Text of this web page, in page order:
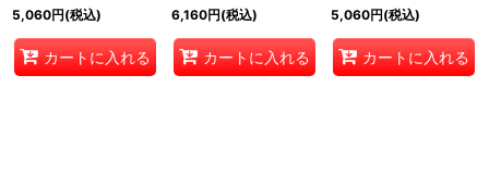
5,060円(税込)
カートに入れる
6,160円(税込)
カートに入れる
5,060円(税込)
カートに入れる